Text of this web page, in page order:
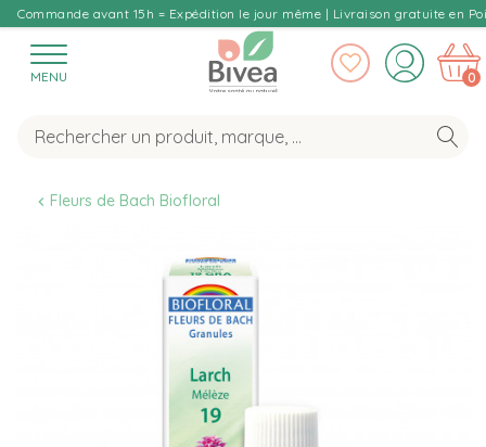
Commande avant 15h = Expédition le jour même | Livraison gratuite en
MENU 0
Fleurs de Bach Biofloral